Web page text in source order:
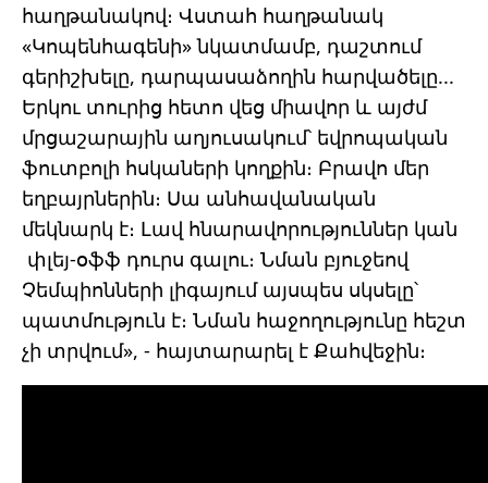
հաղթանակով։ Վստահ հաղթանակ
«Կոպենհագենի» նկատմամբ, դաշտում
գերիշխելը, դարպասաձողին հարվածելը...
Երկու տուրից հետո վեց միավոր և այժմ
մրցաշարային աղյուսակում՝ եվրոպական
ֆուտբոլի հսկաների կողքին։ Բրավո մեր
եղբայրներին։ Սա անհավանական
մեկնարկ է։ Լավ հնարավորություններ կան
փլեյ-օֆֆ դուրս գալու։ Նման բյուջեով
Չեմպիոնների լիգայում այսպես սկսելը՝
պատմություն է։ Նման հաջողությունը հեշտ
չի տրվում», - հայտարարել է Քահվեջին։